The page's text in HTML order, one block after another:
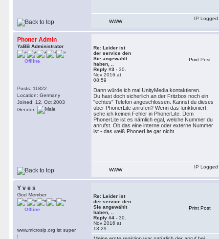
WWW
IP Logged
Phoner Admin
YaBB Administrator
Offline
Posts: 11822
Location: Germany
Joined: 12. Oct 2003
Gender:
Re: Leider ist
der service den
Sie angewählt
haben, ..
Reply #3 - 30.
Nov 2016 at
08:59
Print Post
Dann würde ich mal UnityMedia kontaktieren.
Du hast doch sicherlich an der Fritzbox noch ein
"echtes" Telefon angeschlossen. Kannst du dieses
über PhonerLite anrufen? Wenn das funktioniert,
sehe ich keinen Fehler in PhonerLite. Dem
PhonerLite ist es nämlich egal, welche Nummer du
anrufst. Ob das eine interne oder externe Nummer
ist - das weiß PhonerLite gar nicht.
WWW
IP Logged
Y v e s
God Member
Offline
www.microsip.org ist super
!
Re: Leider ist
der service den
Sie angewählt
haben, ..
Reply #4 - 30.
Nov 2016 at
13:29
Print Post